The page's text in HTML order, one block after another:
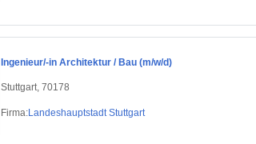
Ingenieur/-in Architektur / Bau (m/w/d)
Stuttgart, 70178
Firma:Landeshauptstadt Stuttgart